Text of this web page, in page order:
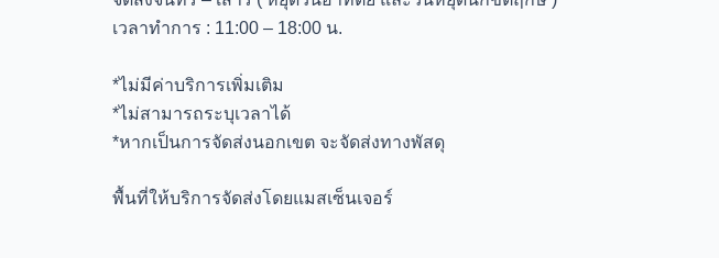
เวลาทำการ : 11:00 – 18:00 น.
*ไม่มีค่าบริการเพิ่มเติม
*ไม่สามารถระบุเวลาได้
*หากเป็นการจัดส่งนอกเขต จะจัดส่งทางพัสดุ
พื้นที่ให้บริการจัดส่งโดยแมสเซ็นเจอร์